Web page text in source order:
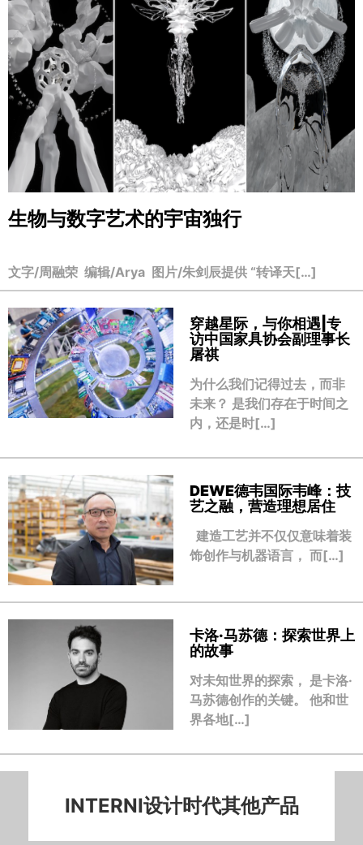
生物与数字艺术的宇宙独行
文字/周融荣 编辑/Arya 图片/朱剑辰提供 “转译天[…]
穿越星际，与你相遇|专
访中国家具协会副理事长
屠祺
为什么我们记得过去，而非
未来？ 是我们存在于时间之
内，还是时[…]
DEWE德韦国际韦峰：技
艺之融，营造理想居住
建造工艺并不仅仅意味着装
饰创作与机器语言， 而[…]
卡洛·马苏德：探索世界上
的故事
对未知世界的探索， 是卡洛·
马苏德创作的关键。 他和世
界各地[…]
INTERNI设计时代其他产品